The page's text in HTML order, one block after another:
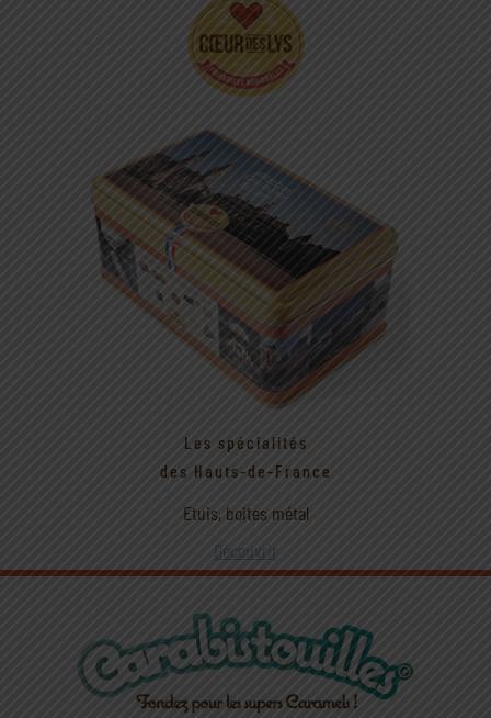
Les spécialités
des Hauts-de-France
Etuis, boites métal
Découvrir